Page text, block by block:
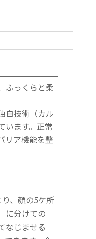
ふっくらと柔
自技術（カル
います。正常
リア機能を整
、顔の5ケ所
に分けての
なじませる